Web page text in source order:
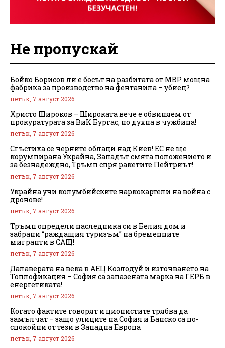
Не пропускай
Бойко Борисов ли е босът на разбитата от МВР мощна
фабрика за производство на фентанила – убиец?
петък, 7 август 2026
Христо Широков – Широката вече е обвиняем от
прокуратурата за ВиК Бургас, но духна в чужбина!
петък, 7 август 2026
Сгъстиха се черните облаци над Киев! ЕС не ще
корумпирана Украйна, Западът смята положението и
за безнадеждно, Тръмп спря ракетите Пейтриът!
петък, 7 август 2026
Украйна учи колумбийските наркокартели на война с
дронове!
петък, 7 август 2026
Тръмп определи наследника си в Белия дом и
забрани “раждащия туризъм” на бременните
мигранти в САЩ!
петък, 7 август 2026
Далаверата на века в АЕЦ Козлодуй и източването на
Топлофикация – София са запазената марка на ГЕРБ в
енергетиката!
петък, 7 август 2026
Когато фактите говорят и ционистите трябва да
замълчат – защо улиците на София и Банско са по-
спокойни от тези в Западна Европа
петък, 7 август 2026